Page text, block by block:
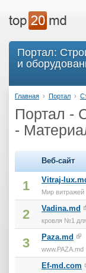
Портал:
и
Главная › Портал ›
Портал -
-
Веб-сайт
1 Vitraj-
Мир витражей
2 Vadina.md
кровля №1
3 Paza.md
www.PAZA.md
Ef-md.com